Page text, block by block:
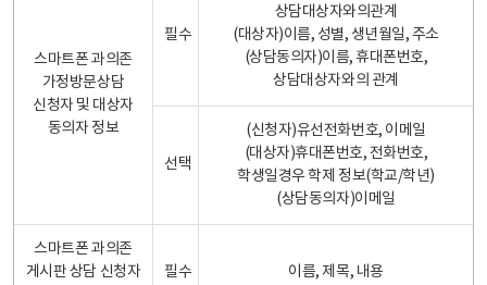
스마트폰 과의존
가정방문상담
신청자 및 대상자
동의자 정보
필수
상담대상자와의관계
(대상자)이름, 성별, 생년월일, 주소
(상담동의자)이름, 휴대폰번호,
상담대상자와의 관계
선택
(신청자)유선전화번호, 이메일
(대상자)휴대폰번호, 전화번호,
학생일경우 학제 정보(학교/학년)
(상담동의자)이메일
스마트폰 과의존
게시판 상담 신청자
필수 이름, 제목, 내용